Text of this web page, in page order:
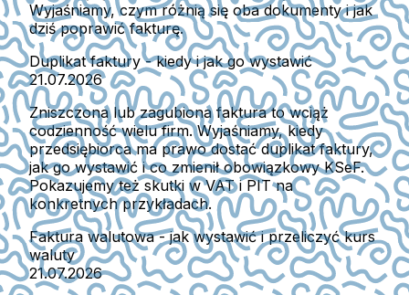
Wyjaśniamy, czym różnią się oba dokumenty i jak
dziś poprawić fakturę.
Duplikat faktury - kiedy i jak go wystawić
21.07.2026
Zniszczona lub zagubiona faktura to wciąż
codzienność wielu firm. Wyjaśniamy, kiedy
przedsiębiorca ma prawo dostać duplikat faktury,
jak go wystawić i co zmienił obowiązkowy KSeF.
Pokazujemy też skutki w VAT i PIT na
konkretnych przykładach.
Faktura walutowa - jak wystawić i przeliczyć kurs
waluty
21.07.2026